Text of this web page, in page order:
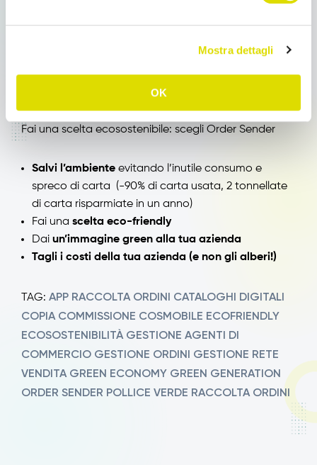
Mostra dettagli
OK
a unfuturo libero dall’energia dei combustili fossili,
consumo
Fai una scelta ecosostenibile: scegli Order Sender
Salvi l’ambiente evitando l’inutile consumo e
spreco di carta
(-90% di carta usata, 2 tonnellate
di carta risparmiate in un anno)
Fai una scelta eco-friendly
Dai un’immagine green alla tua azienda
Tagli i costi della tua azienda (e non gli alberi!)
TAG: APP RACCOLTA ORDINI CATALOGHI DIGITALI
COPIA COMMISSIONE COSMOBILE ECOFRIENDLY
ECOSOSTENIBILITÀ GESTIONE AGENTI DI
COMMERCIO GESTIONE ORDINI GESTIONE RETE
VENDITA GREEN ECONOMY GREEN GENERATION
ORDER SENDER POLLICE VERDE RACCOLTA ORDINI